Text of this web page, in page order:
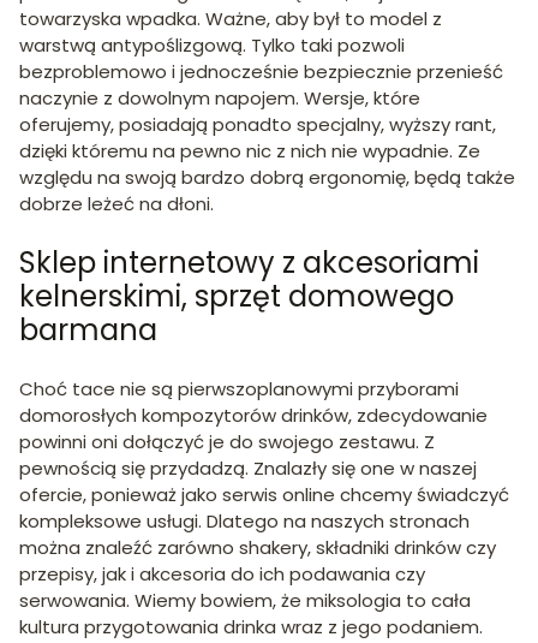
towarzyska wpadka. Ważne, aby był to model z
warstwą antypoślizgową. Tylko taki pozwoli
bezproblemowo i jednocześnie bezpiecznie przenieść
naczynie z dowolnym napojem. Wersje, które
oferujemy, posiadają ponadto specjalny, wyższy rant,
dzięki któremu na pewno nic z nich nie wypadnie. Ze
względu na swoją bardzo dobrą ergonomię, będą także
dobrze leżeć na dłoni.
Sklep internetowy z akcesoriami
kelnerskimi, sprzęt domowego
barmana
Choć tace nie są pierwszoplanowymi przyborami
domorosłych kompozytorów drinków, zdecydowanie
powinni oni dołączyć je do swojego zestawu. Z
pewnością się przydadzą. Znalazły się one w naszej
ofercie, ponieważ jako serwis online chcemy świadczyć
kompleksowe usługi. Dlatego na naszych stronach
można znaleźć zarówno shakery, składniki drinków czy
przepisy, jak i akcesoria do ich podawania czy
serwowania. Wiemy bowiem, że miksologia to cała
kultura przygotowania drinka wraz z jego podaniem.